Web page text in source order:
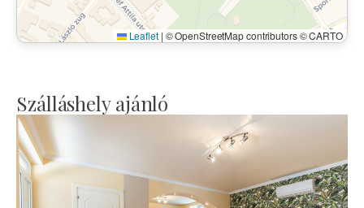
Leaflet | © OpenStreetMap contributors © CARTO
Szálláshely ajánló